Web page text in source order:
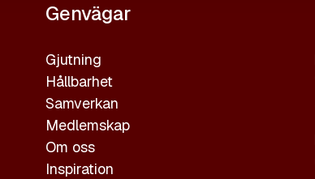
Genvägar
Gjutning
Hållbarhet
Samverkan
Medlemskap
Om oss
Inspiration